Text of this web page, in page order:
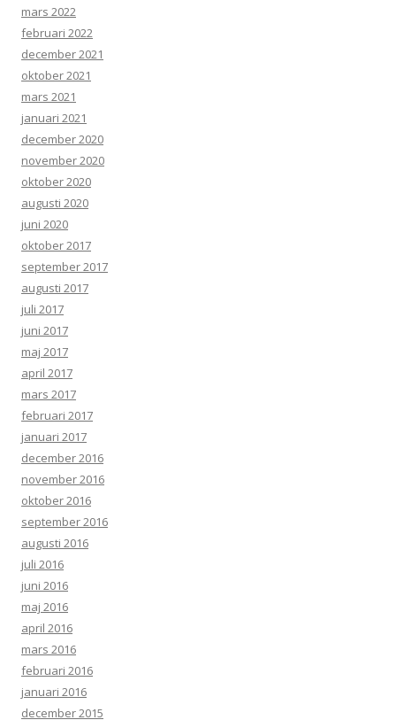
mars 2022
februari 2022
december 2021
oktober 2021
mars 2021
januari 2021
december 2020
november 2020
oktober 2020
augusti 2020
juni 2020
oktober 2017
september 2017
augusti 2017
juli 2017
juni 2017
maj 2017
april 2017
mars 2017
februari 2017
januari 2017
december 2016
november 2016
oktober 2016
september 2016
augusti 2016
juli 2016
juni 2016
maj 2016
april 2016
mars 2016
februari 2016
januari 2016
december 2015